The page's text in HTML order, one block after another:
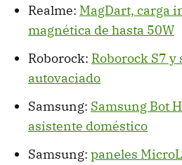
Realme: MagDart, carga
magnética de hasta 50W
Roborock: Roborock S7 y
autovaciado
Samsung: Samsung Bot
asistente doméstico
Samsung: paneles